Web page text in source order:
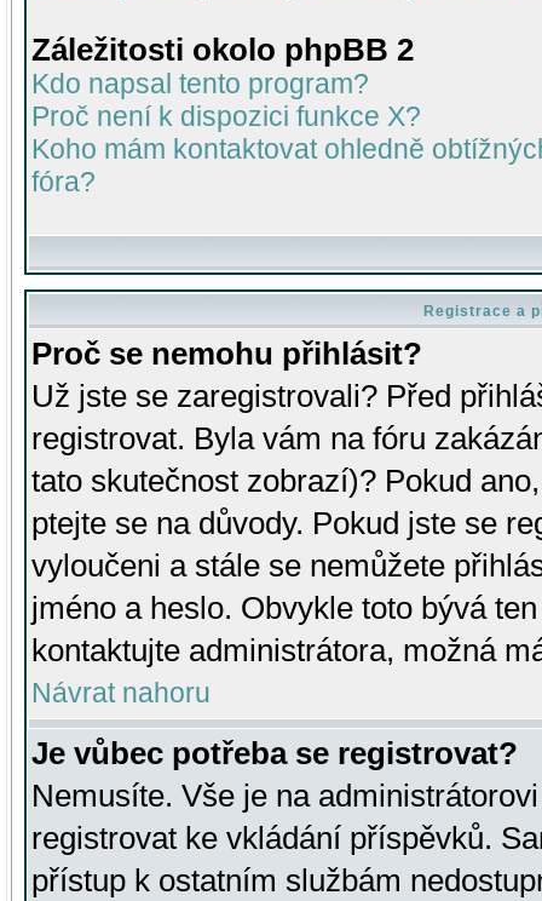
Záležitosti okolo phpBB 2
Kdo napsal tento program?
Proč není k dispozici funkce X?
Koho mám kontaktovat ohledně
fóra?
Registrace a
Proč se nemohu přihlásit?
Už jste se zaregistrovali? Před
registrovat. Byla vám na fóru
tato skutečnost zobrazí)? Pokud
ptejte se na důvody. Pokud jste se
vyloučeni a stále se nemůžete
jméno a heslo. Obvykle toto bývá
kontaktujte administrátora, možná
Návrat nahoru
Je vůbec potřeba se registrovat?
Nemusíte. Vše je na
registrovat ke vkládání příspěvků.
přístup k ostatním službám